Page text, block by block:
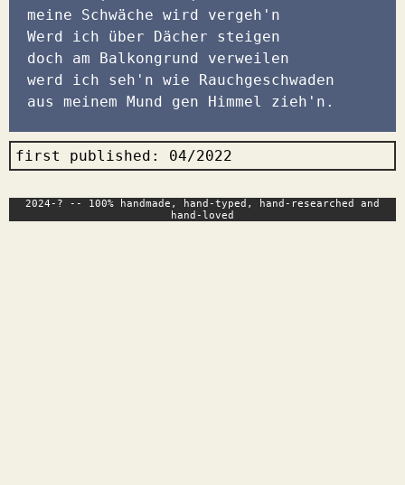
meine Schwäche wird vergeh'n
Werd ich über Dächer steigen
doch am Balkongrund verweilen
werd ich seh'n wie Rauchgeschwaden
aus meinem Mund gen Himmel zieh'n.
first published: 04/2022
2024-? -- 100% handmade, hand-typed, hand-researched and
hand-loved